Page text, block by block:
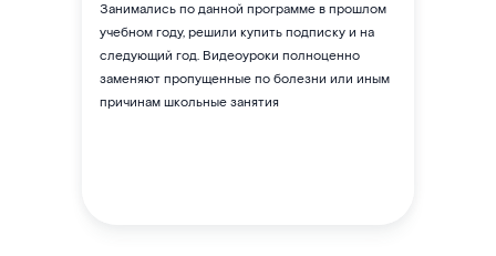
Занимались по данной программе в прошлом
учебном году, решили купить подписку и на
следующий год. Видеоуроки полноценно
заменяют пропущенные по болезни или иным
причинам школьные занятия